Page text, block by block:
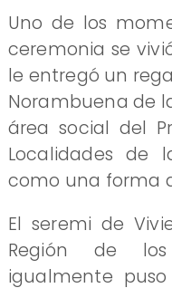
Uno de los
ceremonia se
le entregó un
Norambuena de
área social del
Localidades de
como una forma
El seremi de
Región de
igualmente